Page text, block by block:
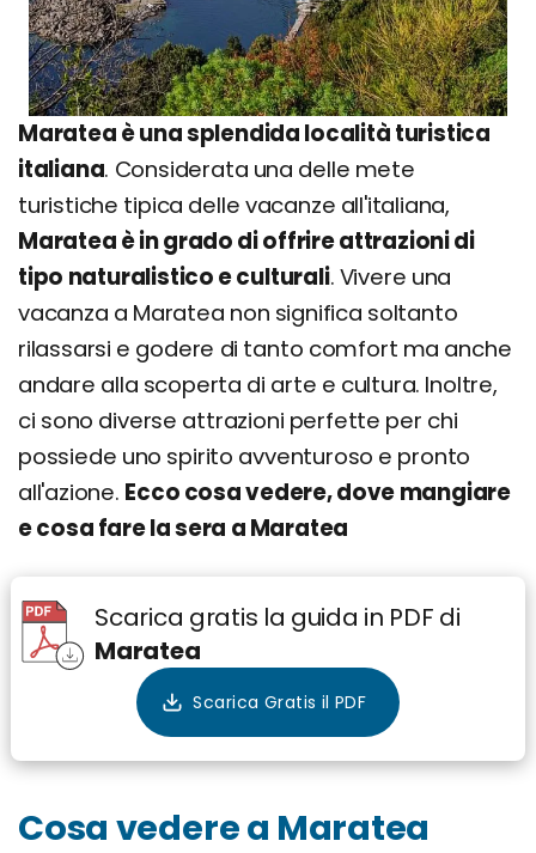
Maratea è una splendida località turistica
italiana. Considerata una delle mete
turistiche tipica delle vacanze all'italiana,
Maratea è in grado di offrire attrazioni di
tipo naturalistico e culturali. Vivere una
vacanza a Maratea non significa soltanto
rilassarsi e godere di tanto comfort ma anche
andare alla scoperta di arte e cultura. Inoltre,
ci sono diverse attrazioni perfette per chi
possiede uno spirito avventuroso e pronto
all'azione. Ecco cosa vedere, dove mangiare
e cosa fare la sera a Maratea
Scarica gratis la guida in PDF di
Maratea
Cosa vedere a Maratea